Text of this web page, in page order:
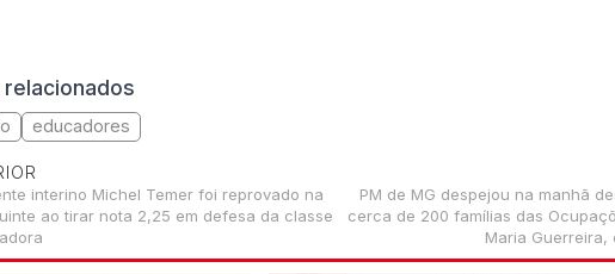
educadores
PM de MG despejou na manhã
cerca de 200 famílias das
Maria Guerreira,
interino Michel Temer foi reprovado na
ao tirar nota 2,25 em defesa da classe